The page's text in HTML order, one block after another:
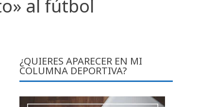
al fútbol
¿QUIERES APARECER EN MI
COLUMNA DEPORTIVA?